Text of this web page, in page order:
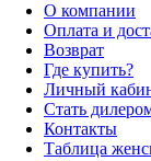
О компании
Оплата и
Возврат
Где купить?
Личный
Стать
Контакты
Таблица